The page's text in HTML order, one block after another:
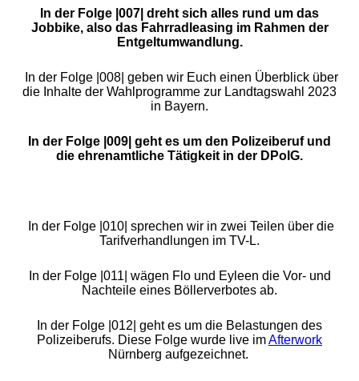
In der Folge |007| dreht sich alles rund um das
Jobbike, also das Fahrradleasing im Rahmen der
Entgeltumwandlung.
In der Folge |008| geben wir Euch einen Überblick über
die Inhalte der Wahlprogramme zur Landtagswahl 2023
in Bayern.
In der Folge |009| geht es um den Polizeiberuf und
die ehrenamtliche Tätigkeit in der DPolG.
In der Folge |010| sprechen wir in zwei Teilen über die
Tarifverhandlungen im TV-L.
In der Folge |011| wägen Flo und Eyleen die Vor- und
Nachteile eines Böllerverbotes ab.
In der Folge |012| geht es um die Belastungen des
Polizeiberufs. Diese Folge wurde live imAfterwork
Nürnberg aufgezeichnet.